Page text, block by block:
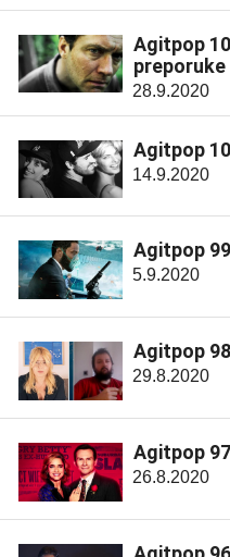
Agitpop
preporuke
28.9.2020
Agitpop
14.9.2020
Agitpop
5.9.2020
Agitpop
29.8.2020
Agitpop
26.8.2020